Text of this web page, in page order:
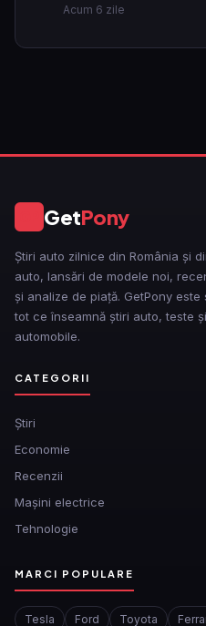
Acum 6 zile
GetPony
Știri auto zilnice din România și
auto, lansări de modele noi,
și analize de piață. GetPony
tot ce înseamnă știri auto, teste
automobile.
CATEGORII
Ştiri
Economie
Recenzii
Mașini electrice
Tehnologie
MARCI POPULARE
Tesla Ford Toyota